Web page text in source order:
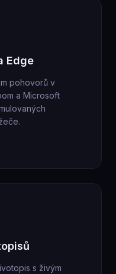
Edge
pohovorů v
a Microsoft
s živým